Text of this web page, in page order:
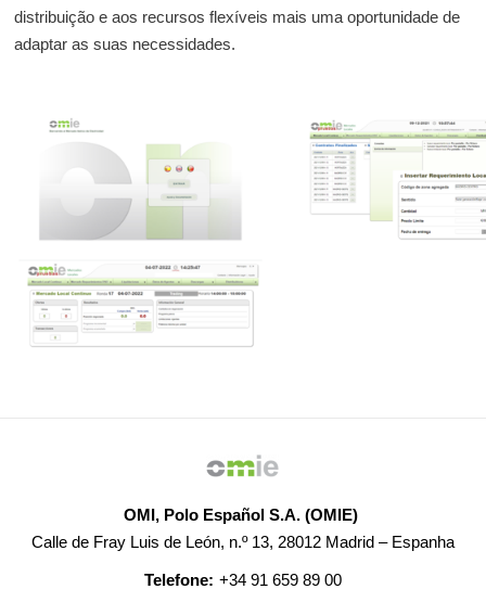
distribuição e aos recursos flexíveis mais uma oportunidade de
adaptar as suas necessidades.
OMI, Polo Español S.A. (OMIE)
Calle de Fray Luis de León, n.º 13, 28012 Madrid – Espanha
Telefone: +34 91 659 89 00